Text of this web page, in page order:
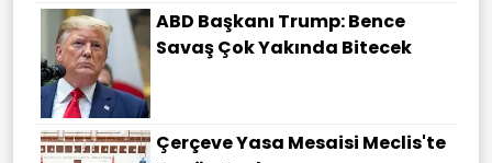
ABD Başkanı Trump: Bence
Savaş Çok Yakında Bitecek
Çerçeve Yasa Mesaisi Meclis'te